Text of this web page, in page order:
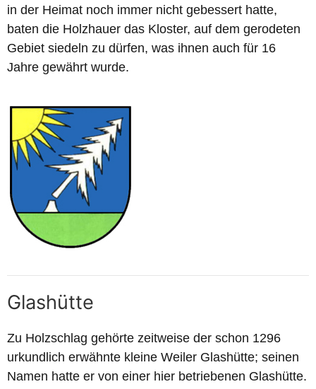
in der Heimat noch immer nicht gebessert hatte,
baten die Holzhauer das Kloster, auf dem gerodeten
Gebiet siedeln zu dürfen, was ihnen auch für 16
Jahre gewährt wurde.
Glashütte
Zu Holzschlag gehörte zeitweise der schon 1296
urkundlich erwähnte kleine Weiler Glashütte; seinen
Namen hatte er von einer hier betriebenen Glashütte.